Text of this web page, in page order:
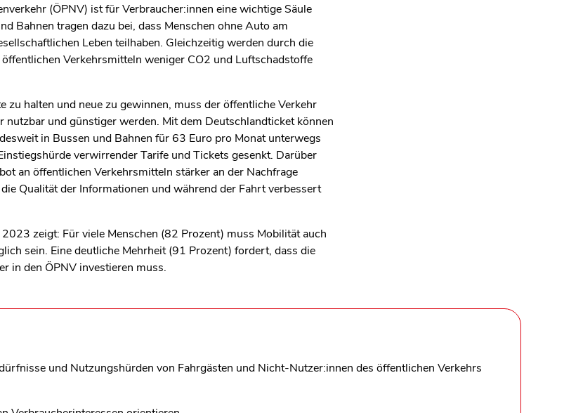
(ÖPNV) ist für Verbraucher:innen eine wichtige Säule
Bahnen tragen dazu bei, dass Menschen ohne Auto am
Leben teilhaben. Gleichzeitig werden durch die
Verkehrsmitteln weniger CO2 und Luftschadstoffe
zu halten und neue zu gewinnen, muss der öffentliche Verkehr
nutzbar und günstiger werden. Mit dem Deutschlandticket können
in Bussen und Bahnen für 63 Euro pro Monat unterwegs
verwirrender Tarife und Tickets gesenkt. Darüber
an öffentlichen Verkehrsmitteln stärker an der Nachfrage
Qualität der Informationen und während der Fahrt verbessert
zeigt: Für viele Menschen (82 Prozent) muss Mobilität auch
sein. Eine deutliche Mehrheit (91 Prozent) fordert, dass die
in den ÖPNV investieren muss.
und Nutzungshürden von Fahrgästen und Nicht-Nutzer:innen des öffentlichen Verkehrs